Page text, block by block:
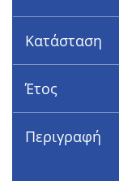
Κατάσταση
Έτος
Περιγραφή